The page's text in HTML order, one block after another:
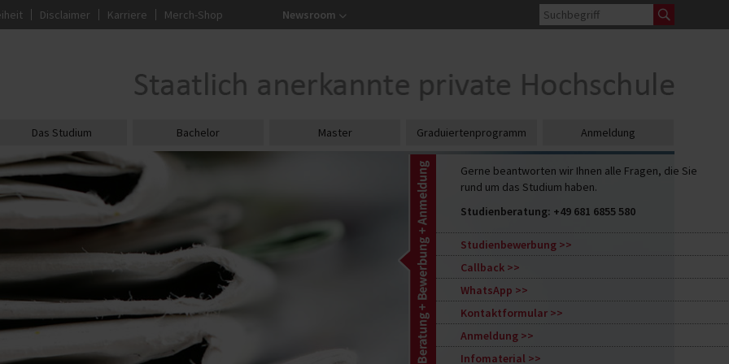
Gerne beantworten wir Ihnen alle Fragen, die Sie
rund um das Studium haben.
Studienberatung: +49 681 6855 580
Studienbewerbung
Callback
WhatsApp
Kontaktformular
Anmeldung
Infomaterial
Disclaimer Karriere Merch-Shop Newsroom
Das Studium Bachelor Master Graduiertenprogramm Anmeldung